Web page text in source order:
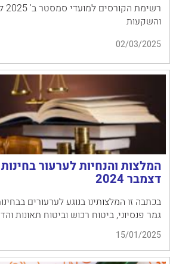
והשקעות
02/03/2025
המלצות והנחיות לערעור
דצמבר 2024
בכתבה זו המלצותינו בנוגע לערעורים
גמר פנסיוני, ביטוח רכוש וביטוח תאונות
15/01/2025